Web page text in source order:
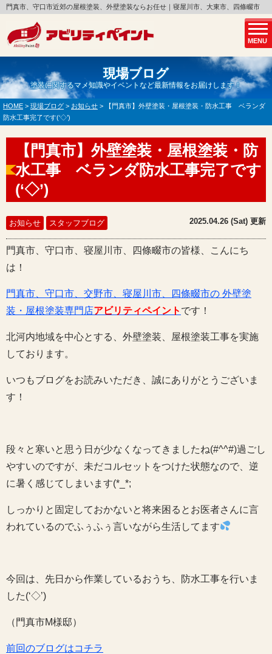
MENU
門真市、守口市近郊の屋根塗装、外壁塗装ならお任せ｜寝屋川市、大東市、四條畷市
現場ブログ
塗装に関するマメ知識やイベントなど最新情報をお届けします！
HOME > 現場ブログ > お知らせ >
【門真市】外壁塗装・屋根塗装・防水工事 ベランダ
防水工事完了です(‘◇’)ゞ
【門真市】外壁塗装・屋根塗装・防
水工事 ベランダ防水工事完了です
(‘◇’)ゞ
お知らせ スタッフブログ 2025.04.26 (Sat) 更新
門真市、守口市、寝屋川市、四條畷市の皆様、こんにち
は！
門真市、守口市、交野市、寝屋川市、四條畷市の 外壁塗
装・屋根塗装専門店アビリティペイント です！
北河内地域を中心とする、外壁塗装、屋根塗装工事を実施
しております。
いつもブログをお読みいただき、誠にありがとうございま
す！
段々と寒いと思う日が少なくなってきましたね(#^^#)過ごし
やすいのですが、未だコルセットをつけた状態なので、逆
に暑く感じてしまいます(*_*;
しっかりと固定しておかないと将来困るとお医者さんに言
われているのでふぅふぅ言いながら生活してます
今回は、先日から作業しているおうち、防水工事を行いま
した(‘◇’)ゞ
（門真市M様邸）
前回のブログはコチラ